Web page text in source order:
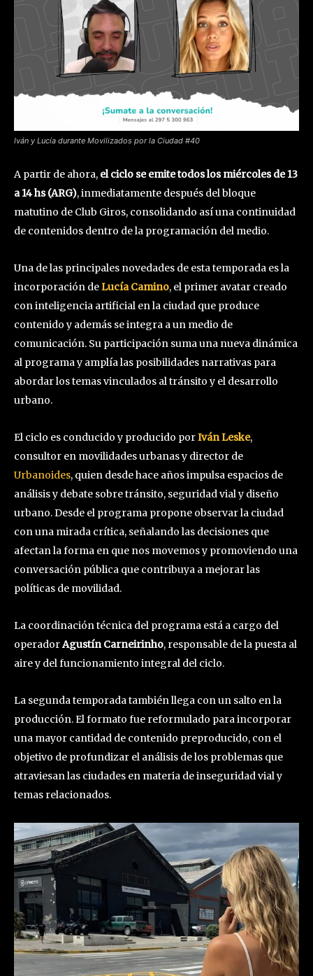
Iván y Lucía durante Movilizados por la Ciudad #40
A partir de ahora, el ciclo se emite todos los miércoles de 13
a 14 hs (ARG), inmediatamente después del bloque
matutino de Club Giros, consolidando así una continuidad
de contenidos dentro de la programación del medio.
Una de las principales novedades de esta temporada es la
incorporación deLucía Camino, el primer avatar creado
con inteligencia artificial en la ciudad que produce
contenido y además se integra a un medio de
comunicación. Su participación suma una nueva dinámica
al programa y amplía las posibilidades narrativas para
abordar los temas vinculados al tránsito y el desarrollo
urbano.
El ciclo es conducido y producido porIván Leske,
consultor en movilidades urbanas y director de
Urbanoides, quien desde hace años impulsa espacios de
análisis y debate sobre tránsito, seguridad vial y diseño
urbano. Desde el programa propone observar la ciudad
con una mirada crítica, señalando las decisiones que
afectan la forma en que nos movemos y promoviendo una
conversación pública que contribuya a mejorar las
políticas de movilidad.
La coordinación técnica del programa está a cargo del
operadorAgustín Carneirinho, responsable de la puesta al
aire y del funcionamiento integral del ciclo.
La segunda temporada también llega con un salto en la
producción. El formato fue reformulado para incorporar
una mayor cantidad de contenido preproducido, con el
objetivo de profundizar el análisis de los problemas que
atraviesan las ciudades en materia de inseguridad vial y
temas relacionados.